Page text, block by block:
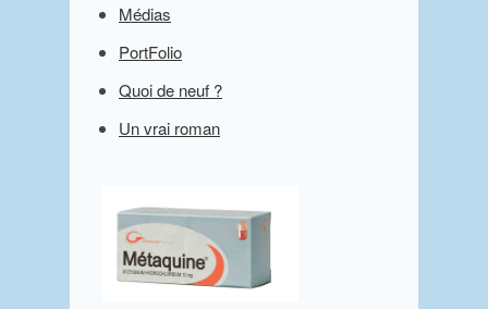
Médias
PortFolio
Quoi de neuf ?
Un vrai roman